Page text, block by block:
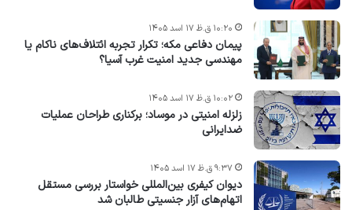
پیمان دفاعی مکه؛ تکرار تجربه ائتلاف‌های ناکام یا
مهندسی جدید امنیت غرب آسیا؟
۱۰:۲۰ ق.ظ ۱۷ اسد ۱۴۰۵
زلزله امنیتی در موساد؛ برکناری طراحان عملیات
ضدایرانی
۱۰:۰۲ ق.ظ ۱۷ اسد ۱۴۰۵
دیوان کیفری بین‌المللی خواستار بررسی مستقل
اتهام‌های آزار جنسیتی طالبان شد
۹:۳۷ ق.ظ ۱۷ اسد ۱۴۰۵